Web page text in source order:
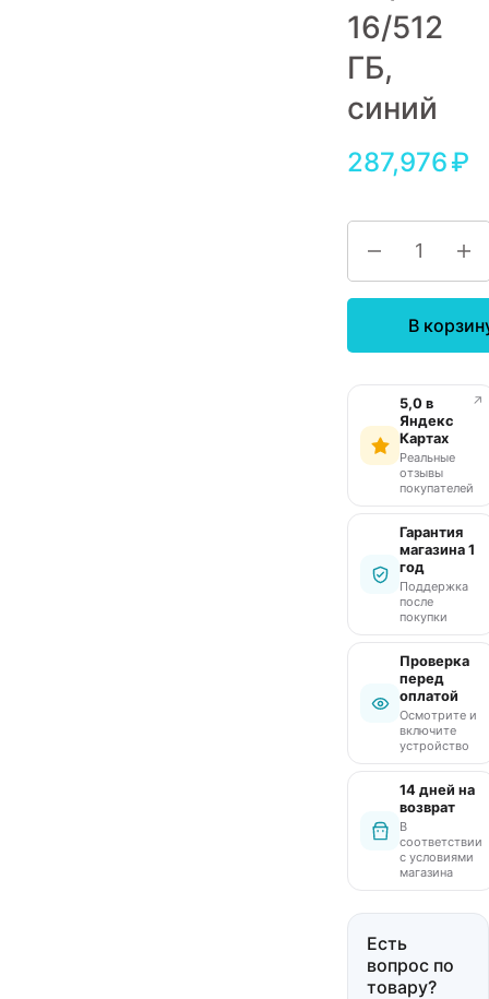
16/512
ГБ,
синий
287,976₽
В
5,0 в
Яндекс
Картах
Реальные
отзывы
покупателей
↗
Гарантия
магазина 1
год
Поддержка
после
покупки
Проверка
перед
оплатой
Осмотрите и
включите
устройство
14 дней на
возврат
В
соответствии
с условиями
магазина
Есть
вопрос по
товару?